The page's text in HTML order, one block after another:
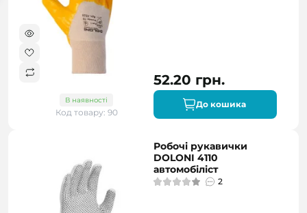
В наявності
Код товару: 90
52.20 грн.
До кошика
Робочі рукавички
DOLONI 4110
автомобіліст
2